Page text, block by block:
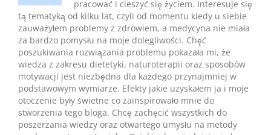
pracować i cieszyć się życiem. Interesuje się
tą tematyką od kilku lat, czyli od momentu kiedy u siebie
zauważyłem problemy z zdrowiem, a medycyna nie miała
za bardzo pomysłu na moje dolegliwości. Chęć
poszukiwania rozwiązania problemu pokazała mi, że
wiedza z zakresu dietetyki, naturoterapii oraz sposobów
motywacji jest niezbędna dla każdego przynajmniej w
podstawowym wymiarze. Efekty jakie uzyskałem ja i moje
otoczenie były świetne co zainspirowało mnie do
stworzenia tego bloga. Chcę zachęcić wszystkich do
poszerzania wiedzy oraz otwartego umysłu na metody